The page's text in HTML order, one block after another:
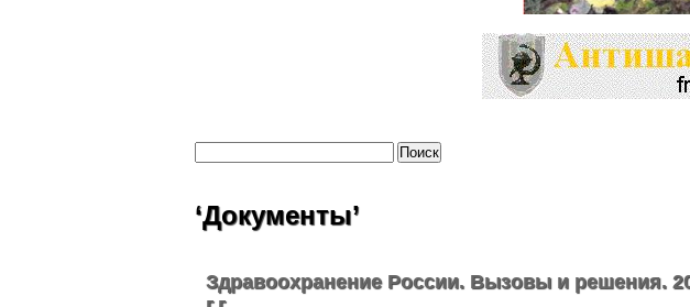
‘Документы’
Здравоохранение России. Вызовы и решения.